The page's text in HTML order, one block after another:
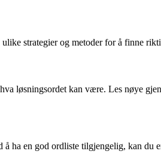
strategier og metoder for å finne
løsningsordet kan være. Les nøye
ha en god ordliste tilgjengelig, kan du